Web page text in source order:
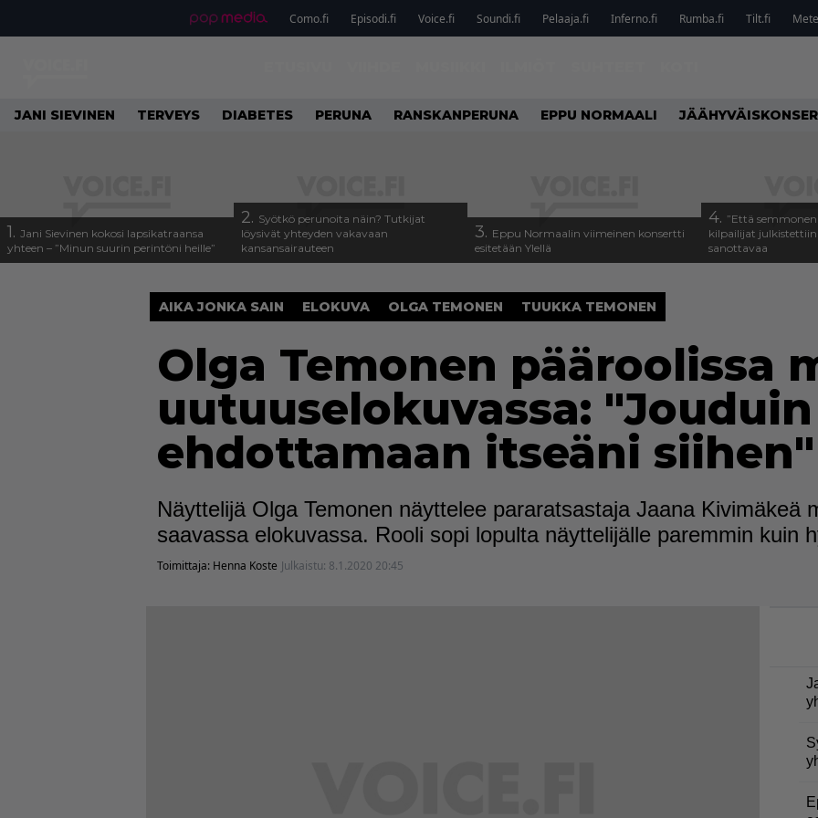
Como.fi Episodi.fi Voice.fi Soundi.fi Pelaaja.fi Inferno.fi Rumba.fi Tilt.fi
JANI SIEVINEN TERVEYS DIABETES PERUNA RANSKANPERUNA EPPU NORMAALI
1. Jani Sievinen kokosi lapsikatraansa
yhteen – ”Minun suurin perintöni heille”
2. Syötkö perunoita näin? Tutkijat
löysivät yhteyden vakavaan
kansansairauteen
3. Eppu Normaalin viimeinen konsertti
esitetään Ylellä
4. ”Että semmonen
kilpailijat julkistettiin
sanottavaa
AIKA JONKA SAIN ELOKUVA OLGA TEMONEN TUUKKA TEMONEN
Olga Temonen pääroolissa
uutuuselokuvassa: "Jouduin
ehdottamaan itseäni siihen"
Näyttelijä Olga Temonen näyttelee pararatsastaja Jaana Kivimäkeä
saavassa elokuvassa. Rooli sopi lopulta näyttelijälle paremmin kuin
Toimittaja: Henna Koste Julkaistu: 8.1.2020 20:45